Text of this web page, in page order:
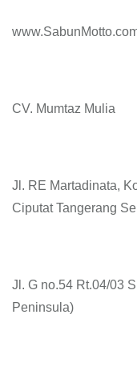
CV. Mumtaz Mulia
Jl. RE Martadinata,
Ciputat Tangerang
Jl. G no.54 Rt.04/03
Peninsula)